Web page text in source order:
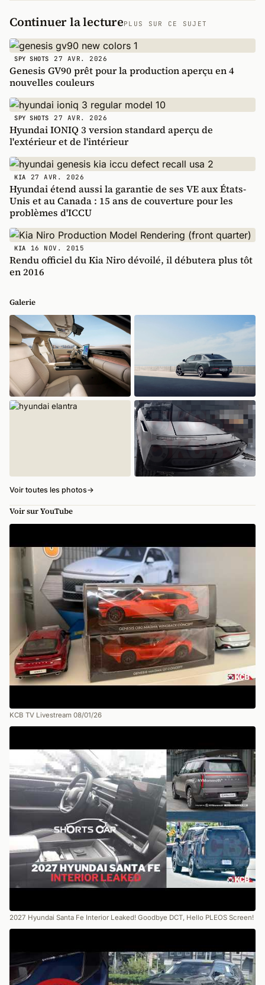
Continuer la lecturePLUS SUR CE SUJET
SPY SHOTS 27 AVR. 2026
Genesis GV90 prêt pour la production aperçu en 4
nouvelles couleurs
SPY SHOTS 27 AVR. 2026
Hyundai IONIQ 3 version standard aperçu de
l'extérieur et de l'intérieur
KIA 27 AVR. 2026
Hyundai étend aussi la garantie de ses VE aux États-
Unis et au Canada : 15 ans de couverture pour les
problèmes d'ICCU
KIA 16 NOV. 2015
Rendu officiel du Kia Niro dévoilé, il débutera plus tôt
en 2016
Galerie
Voir toutes les photos→
Voir sur YouTube
KCB TV Livestream 08/01/26
2027 Hyundai Santa Fe Interior Leaked! Goodbye DCT, Hello PLEOS Screen!